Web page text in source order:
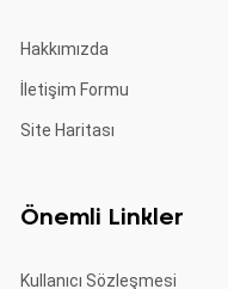
Hakkımızda
İletişim Formu
Site Haritası
Önemli Linkler
Kullanıcı Sözleşmesi